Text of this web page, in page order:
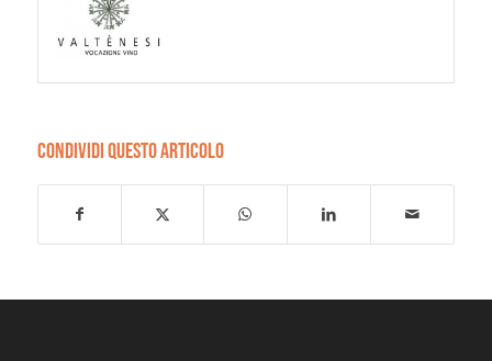
CONDIVIDI QUESTO ARTICOLO